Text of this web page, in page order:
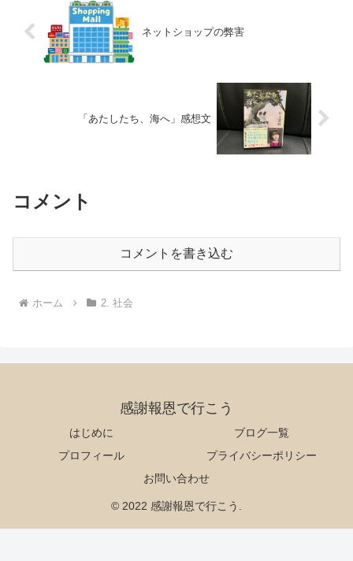
ネットショップの弊害
「あたしたち、海へ」感想文
コメント
コメントを書き込む
ホーム 2. 社会
感謝報恩で行こう
はじめに
ブログ一覧
プロフィール
プライバシーポリシー
お問い合わせ
© 2022 感謝報恩で行こう.